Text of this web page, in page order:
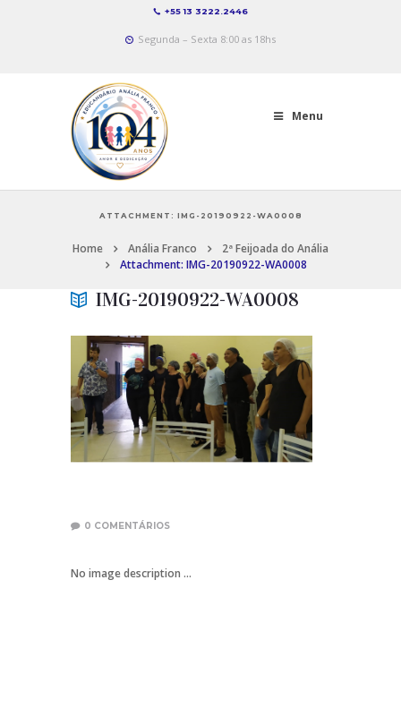
+55 13 3222.2446
Segunda – Sexta 8:00 as 18hs
Menu
ATTACHMENT: IMG-20190922-WA0008
Home Anália Franco
2ª Feijoada do Anália
Attachment: IMG-20190922-WA0008
IMG-20190922-WA0008
0 COMENTÁRIOS
No image description ...